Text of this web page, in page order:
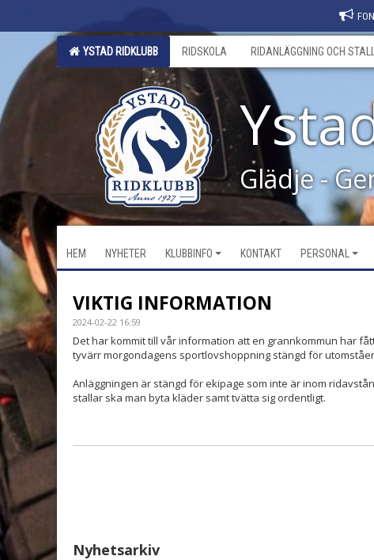
YSTAD RIDKLUBB RIDSKOLA RIDANLÄGGNING OCH STALL
Glädje -
HEM NYHETER KLUBBINFO KONTAKT PERSONAL
VIKTIG INFORMATION
2024-02-22 16:59
Det har kommit till vår information att en grannkommun har
tyvärr morgondagens sportlovshoppning stängd för
Anläggningen är stängd för ekipage som inte är inom
stallar ska man byta kläder samt tvätta sig ordentligt.
Nyhetsarkiv